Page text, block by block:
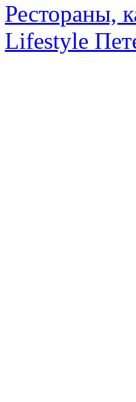
Рестораны,
Lifestyle